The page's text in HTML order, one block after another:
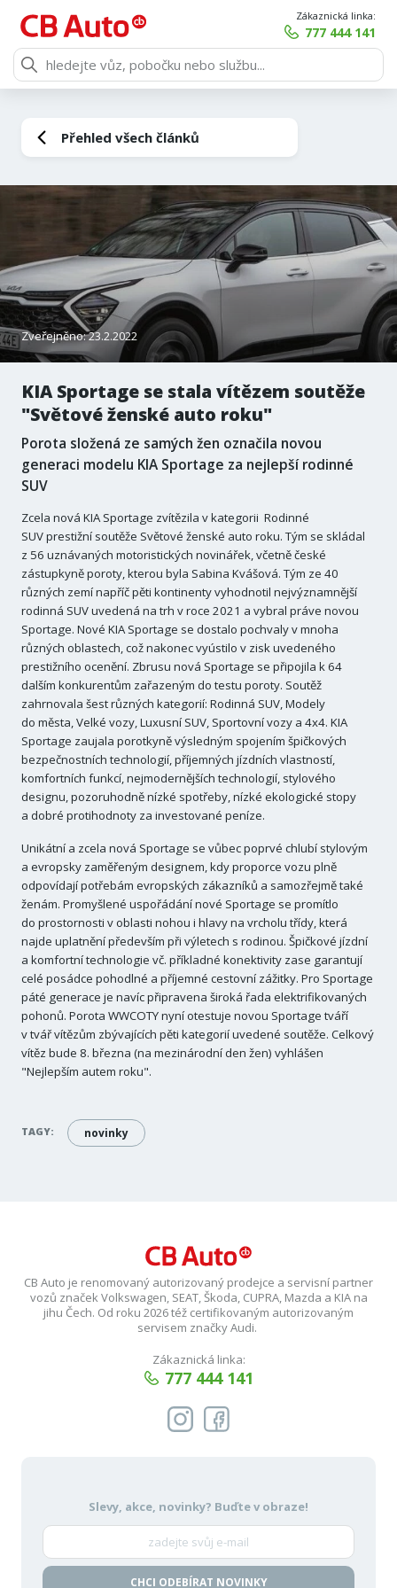
Zákaznická linka:
777 444 141
Přehled všech článků
Zveřejněno: 23.2.2022
KIA Sportage se stala vítězem soutěže
"Světové ženské auto roku"
Porota složená ze samých žen označila novou
generaci modelu KIA Sportage za nejlepší rodinné
SUV
Zcela nová KIA Sportage zvítězila v kategorii Rodinné
SUV prestižní soutěže Světové ženské auto roku. Tým se skládal
z 56 uznávaných motoristických novinářek, včetně české
zástupkyně poroty, kterou byla Sabina Kvášová. Tým ze 40
různých zemí napříč pěti kontinenty vyhodnotil nejvýznamnější
rodinná SUV uvedená na trh v roce 2021 a vybral práve novou
Sportage. Nové KIA Sportage se dostalo pochvaly v mnoha
různých oblastech, což nakonec vyústilo v zisk uvedeného
prestižního ocenění. Zbrusu nová Sportage se připojila k 64
dalším konkurentům zařazeným do testu poroty. Soutěž
zahrnovala šest různých kategorií: Rodinná SUV, Modely
do města, Velké vozy, Luxusní SUV, Sportovní vozy a 4x4. KIA
Sportage zaujala porotkyně výsledným spojením špičkových
bezpečnostních technologií, příjemných jízdních vlastností,
komfortních funkcí, nejmodernějších technologií, stylového
designu, pozoruhodně nízké spotřeby, nízké ekologické stopy
a dobré protihodnoty za investované peníze.
Unikátní a zcela nová Sportage se vůbec poprvé chlubí stylovým
a evropsky zaměřeným designem, kdy proporce vozu plně
odpovídají potřebám evropských zákazníků a samozřejmě také
ženám. Promyšlené uspořádání nové Sportage se promítlo
do prostornosti v oblasti nohou i hlavy na vrcholu třídy, která
najde uplatnění především při výletech s rodinou. Špičkové jízdní
a komfortní technologie vč. příkladné konektivity zase garantují
celé posádce pohodlné a příjemné cestovní zážitky. Pro Sportage
páté generace je navíc připravena široká řada elektrifikovaných
pohonů. Porota WWCOTY nyní otestuje novou Sportage tváří
v tvář vítězům zbývajících pěti kategorií uvedené soutěže. Celkový
vítěz bude 8. března (na mezinárodní den žen) vyhlášen
"Nejlepším autem roku".
TAGY: novinky
CB Auto je renomovaný autorizovaný prodejce a servisní partner
vozů značek Volkswagen, SEAT, Škoda, CUPRA, Mazda a KIA na
jihu Čech. Od roku 2026 též certifikovaným autorizovaným
servisem značky Audi.
Zákaznická linka:
777 444 141
Slevy, akce, novinky? Buďte v obraze!
CHCI ODEBÍRAT NOVINKY